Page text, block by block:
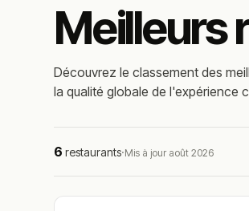
Meilleurs
Découvrez le classement des
la qualité globale de l'expérience
6 restaurants·Mis à jour août 2026